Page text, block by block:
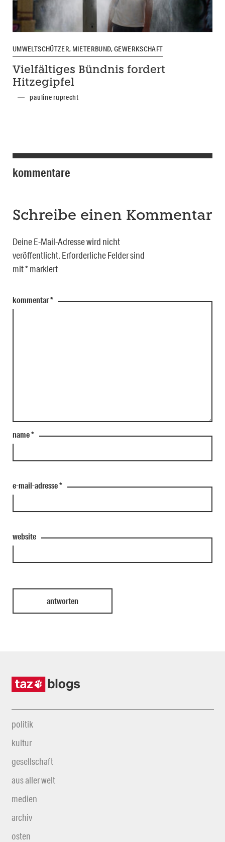
UMWELTSCHÜTZER, MIETERBUND, GEWERKSCHAFT
Vielfältiges Bündnis fordert
Hitzegipfel
pauline ruprecht
kommentare
Schreibe einen Kommentar
Deine E-Mail-Adresse wird nicht
veröffentlicht. Erforderliche Felder sind
mit*markiert
kommentar*
name*
e-mail-adresse*
website
politik
kultur
gesellschaft
aus aller welt
medien
archiv
osten